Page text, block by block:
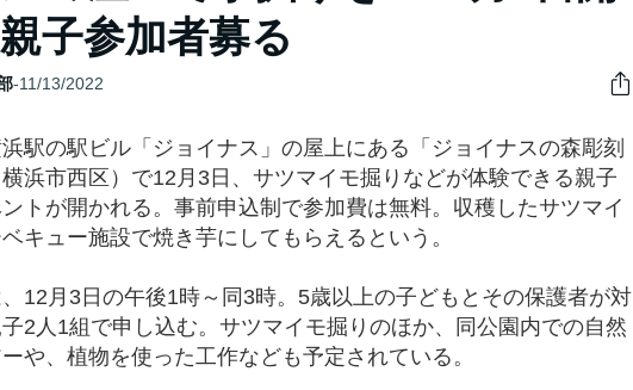
子参加者募る
-11/13/2022
駅の駅ビル「ジョイナス」の屋上にある「ジョイナスの森彫刻
浜市西区）で12月3日、サツマイモ掘りなどが体験できる親子
トが開かれる。事前申込制で参加費は無料。収穫したサツマイ
キュー施設で焼き芋にしてもらえるという。
12月3日の午後1時～同3時。5歳以上の子どもとその保護者が対
2人1組で申し込む。サツマイモ掘りのほか、同公園内での自然
や、植物を使った工作なども予定されている。